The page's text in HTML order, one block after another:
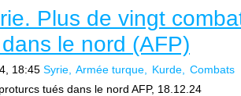
Plus de vingt
le nord (AFP)
18:45 Syrie Armée turque Kurde
Combats
tués dans le nord AFP, 18.12.24